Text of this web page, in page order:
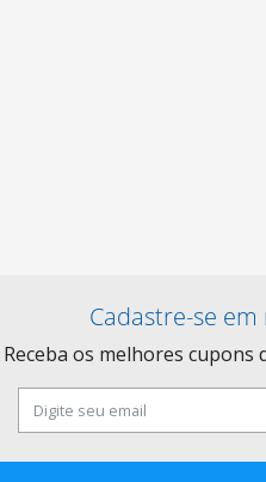
Cadastre-se
Receba os melhores cupons